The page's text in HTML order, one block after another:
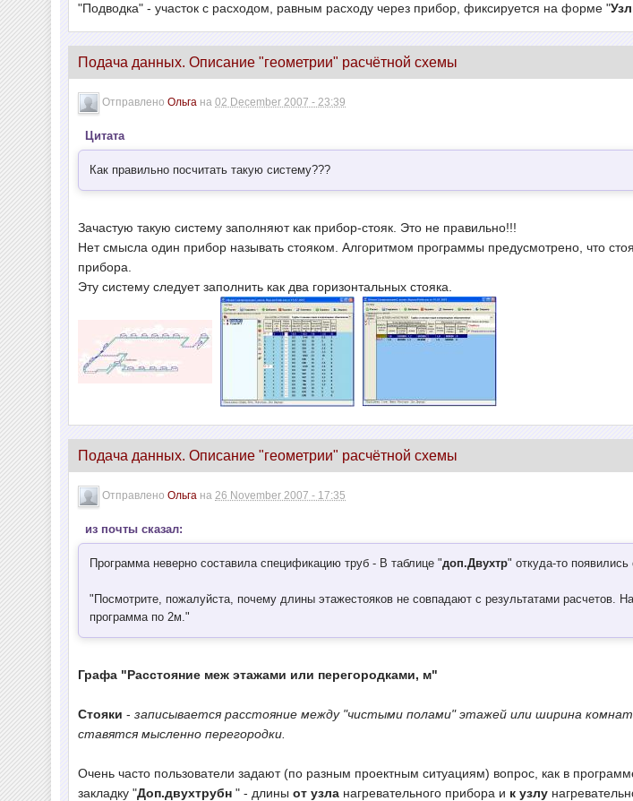
"Подводка" - участок с расходом, равным расходу через прибор, фиксируется на форме "
Подача данных. Описание "геометрии" расчётной схемы
ОтправленоОльга на02 December 2007 - 23:39
Цитата
Как правильно посчитать такую систему???
Зачастую такую систему заполняют как прибор-стояк. Это не правильно!!!
Нет смысла один прибор называть стояком. Алгоритмом программы предусмотрено, что
прибора.
Эту систему следует заполнить как два горизонтальных стояка.
Подача данных. Описание "геометрии" расчётной схемы
ОтправленоОльга на26 November 2007 - 17:35
из почты сказал:
Программа неверно составила спецификацию труб - В таблице "доп.Двухтр" откуда-то
"Посмотрите, пожалуйста, почему длины этажестояков не совпадают с результатами расчетов.
программа по 2м."
Графа "Расстояние меж этажами или перегородками, м"
Стояки -записывается расстояние между "чистыми полами" этажей или ширина
ставятся мысленно перегородки.
Очень часто пользователи задают (по разным проектным ситуациям) вопрос, как в
закладку "Доп.двухтрубн " - длиныот узла нагревательного прибора и к узлу